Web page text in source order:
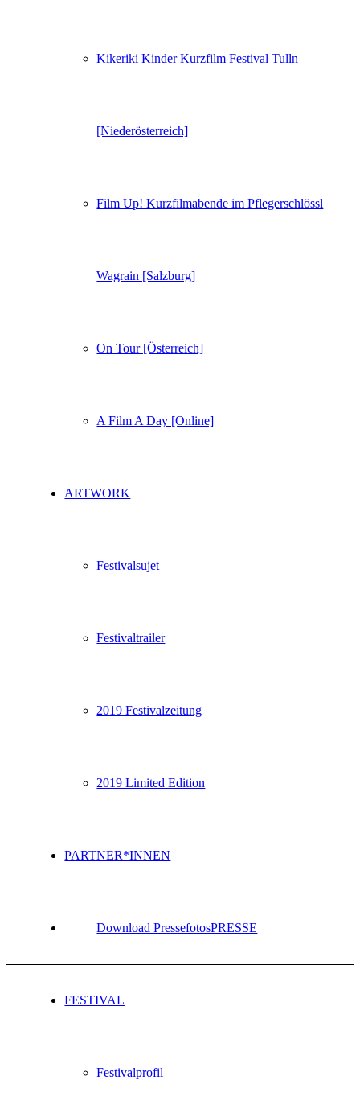
Kikeriki Kinder Kurzfilm Festival Tulln
[Niederösterreich]
Film Up! Kurzfilmabende im Pflegerschlössl
Wagrain [Salzburg]
On Tour [Österreich]
A Film A Day [Online]
ARTWORK
Festivalsujet
Festivaltrailer
2019 Festivalzeitung
2019 Limited Edition
PARTNER*INNEN
PRESSE
Download Pressefotos
FESTIVAL
Festivalprofil